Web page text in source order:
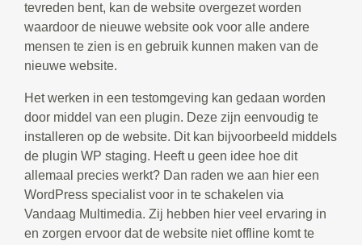
tevreden bent, kan de website overgezet worden
waardoor de nieuwe website ook voor alle andere
mensen te zien is en gebruik kunnen maken van de
nieuwe website.
Het werken in een testomgeving kan gedaan worden
door middel van een plugin. Deze zijn eenvoudig te
installeren op de website. Dit kan bijvoorbeeld middels
de plugin WP staging. Heeft u geen idee hoe dit
allemaal precies werkt? Dan raden we aan hier een
WordPress specialist voor in te schakelen via
Vandaag Multimedia. Zij hebben hier veel ervaring in
en zorgen ervoor dat de website niet offline komt te